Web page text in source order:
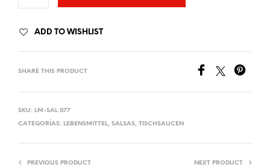
ADD TO WISHLIST
SHARE THIS PRODUCT
SKU: LM-SAL 077
CATEGORÍAS: LEBENSMITTEL, SALSAS, TISCHSAUCEN
PREVIOUS PRODUCT NEXT PRODUCT